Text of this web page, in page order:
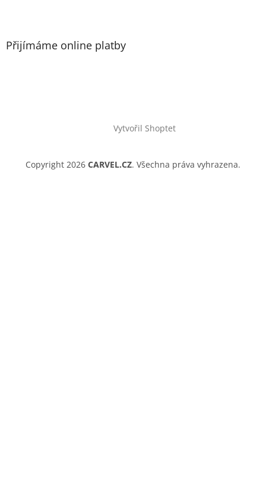
Přijímáme online platby
Vytvořil Shoptet
Copyright 2026 CARVEL.CZ. Všechna práva vyhrazena.